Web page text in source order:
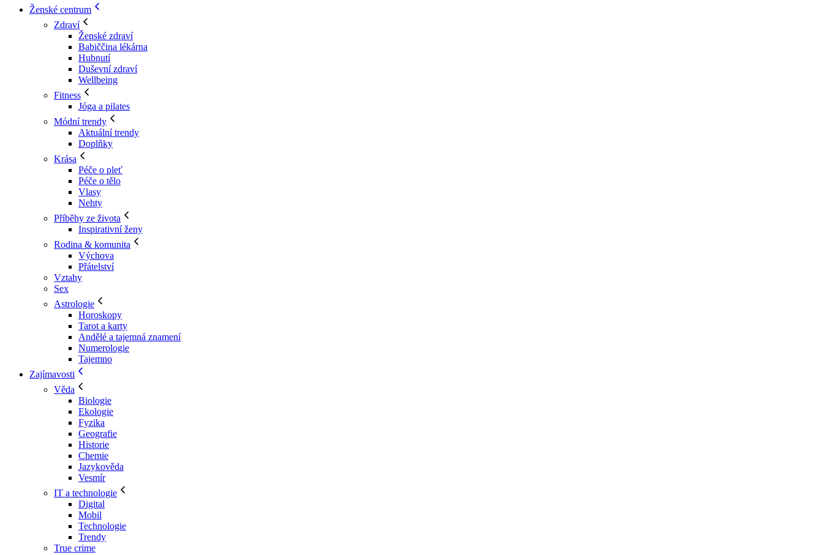
Ženské centrum
Zdraví
Ženské zdraví
Babiččina lékárna
Hubnutí
Duševní zdraví
Wellbeing
Fitness
Jóga a pilates
Módní trendy
Aktuální trendy
Doplňky
Krása
Péče o pleť
Péče o tělo
Vlasy
Nehty
Příběhy ze života
Inspirativní ženy
Rodina & komunita
Výchova
Přátelství
Vztahy
Sex
Astrologie
Horoskopy
Tarot a karty
Andělé a tajemná znamení
Numerologie
Tajemno
Zajímavosti
Věda
Biologie
Ekologie
Fyzika
Geografie
Historie
Chemie
Jazykověda
Vesmír
IT a technologie
Digital
Mobil
Technologie
Trendy
True crime